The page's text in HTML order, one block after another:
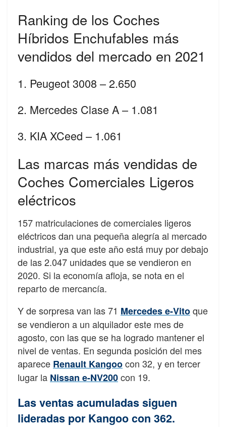
Ranking de los Coches
Híbridos Enchufables más
vendidos del mercado en 2021
1. Peugeot 3008 – 2.650
2. Mercedes Clase A – 1.081
3. KIA XCeed – 1.061
Las marcas más vendidas de
Coches Comerciales Ligeros
eléctricos
157 matriculaciones de comerciales ligeros
eléctricos dan una pequeña alegría al mercado
industrial, ya que este año está muy por debajo
de las 2.047 unidades que se vendieron en
2020. Si la economía afloja, se nota en el
reparto de mercancía.
Y de sorpresa van las 71 Mercedes e-Vitoque
se vendieron a un alquilador este mes de
agosto, con las que se ha logrado mantener el
nivel de ventas. En segunda posición del mes
aparece Renault Kangoocon 32, y en tercer
lugar la Nissan e-NV200con 19.
Las ventas acumuladas siguen
lideradas por Kangoo con 362.